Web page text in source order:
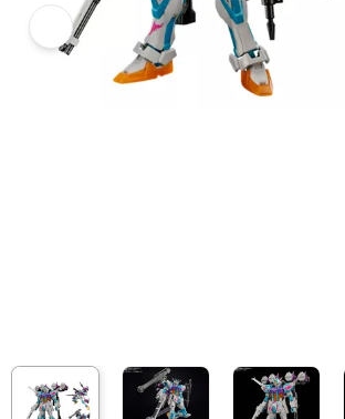
Video review chi tiết Gundam Breaker 4
Giá niêm yết:
4.999.000 VND
Giá mua online:
1.999.000 VND
Tiết kiệm